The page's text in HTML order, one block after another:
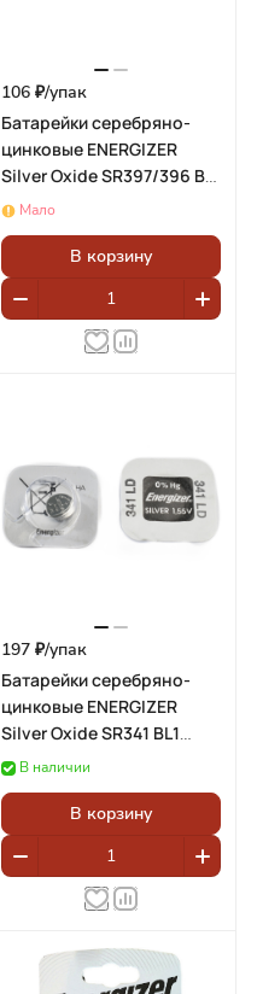
106 ₽/упак
Батарейки серебряно-
цинковые ENERGIZER
Silver Oxide SR397/396 BL1
- (блистер 1шт)
Мало
В корзину
197 ₽/упак
Батарейки серебряно-
цинковые ENERGIZER
Silver Oxide SR341 BL1
(блистер 1шт)
В наличии
В корзину